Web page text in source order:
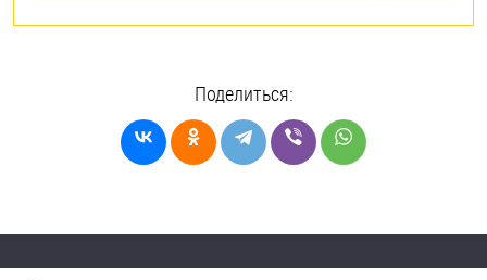
Поделиться: